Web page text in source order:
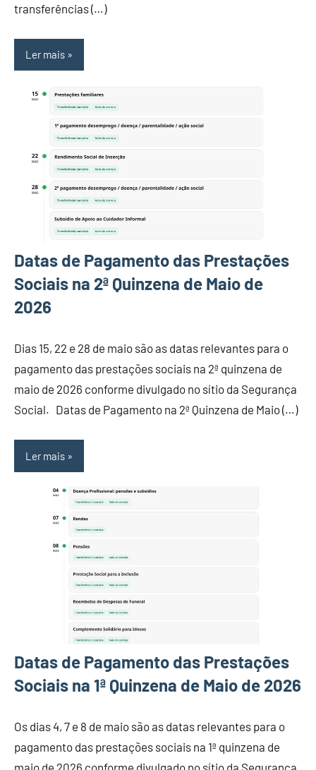
transferências (…)
Ler mais
Datas de Pagamento das Prestações
Sociais na 2ª Quinzena de Maio de
2026
Dias 15, 22 e 28 de maio são as datas relevantes para o
pagamento das prestações sociais na 2ª quinzena de
maio de 2026 conforme divulgado no sítio da Segurança
Social. Datas de Pagamento na 2ª Quinzena de Maio (…)
Ler mais
Datas de Pagamento das Prestações
Sociais na 1ª Quinzena de Maio de 2026
Os dias 4, 7 e 8 de maio são as datas relevantes para o
pagamento das prestações sociais na 1ª quinzena de
maio de 2026 conforme divulgado no sítio da Segurança